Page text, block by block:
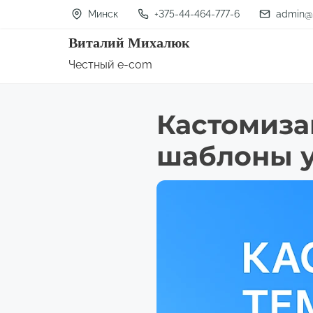
Минск +375-44-464-777-6
Виталий Михалюк
Честный e-com
шаблоны